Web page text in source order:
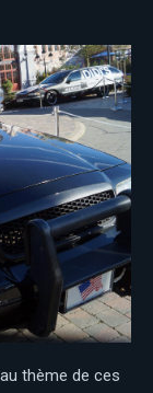
thème de ces